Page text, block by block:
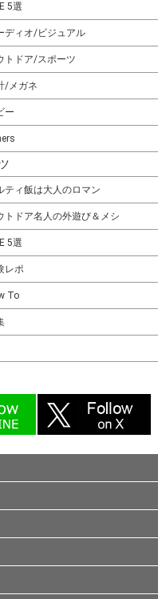
5選
ディオ/ビジュアル
トドア/スポーツ
/メガネ
ー
ティ飯は大人のロマン
トドア名人の外遊び＆メシ
5選
レポ
To